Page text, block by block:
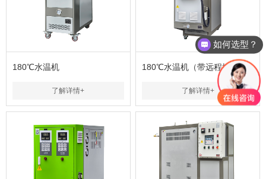
180℃水温机
了解详情+
180℃水温机（带远程控制）
了解详情+
如何选型？